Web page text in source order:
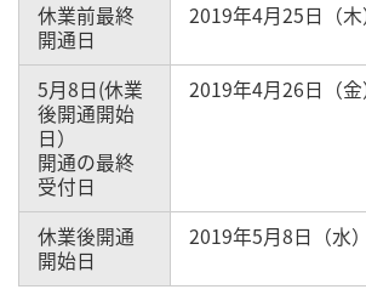
休業前最終
開通日
2019年4月25日（木
5月8日(休業
後開通開始
日）
開通の最終
受付日
2019年4月26日（
休業後開通
開始日
2019年5月8日（水）